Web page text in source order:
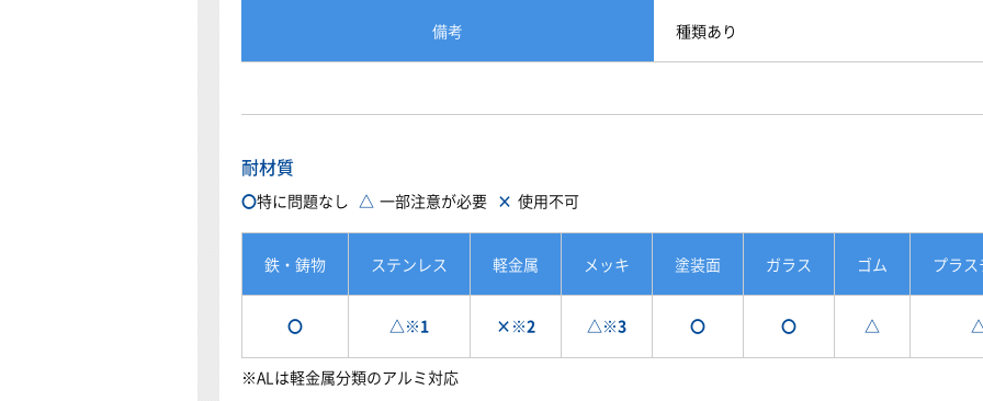
備考 種類あり
耐材質
〇特に問題なし △ 一部注意が必要 × 使用不可
鉄・鋳物 ステンレス 軽金属 メッキ 塗装面 ガラス ゴム プラス
〇 △※1 ×※2 △※3 〇 〇 △
ALは軽金属分類のアルミ対応